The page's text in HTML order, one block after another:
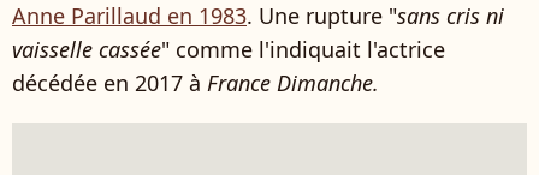
Anne Parillaud en 1983. Une rupture "sans cris ni
vaisselle cassée" comme l'indiquait l'actrice
décédée en 2017 à France Dimanche.